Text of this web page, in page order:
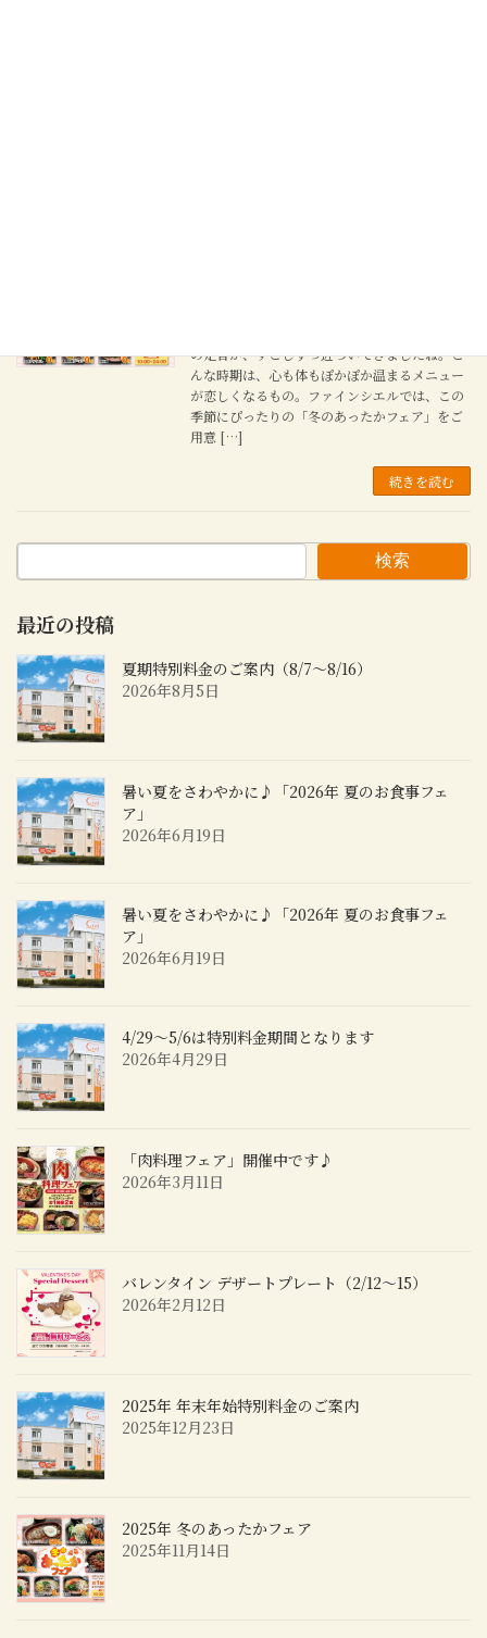
の足音が、すこしずつ近づいてきましたね。こ
んな時期は、心も体もぽかぽか温まるメニュー
が恋しくなるもの。ファインシエルでは、この
季節にぴったりの「冬のあったかフェア」をご
用意 […]
続きを読む
検索
最近の投稿
夏期特別料金のご案内（8/7～8/16）
2026年8月5日
暑い夏をさわやかに♪「2026年 夏のお食事フェ
ア」
2026年6月19日
暑い夏をさわやかに♪「2026年 夏のお食事フェ
ア」
2026年6月19日
4/29～5/6は特別料金期間となります
2026年4月29日
「肉料理フェア」開催中です♪
2026年3月11日
バレンタイン デザートプレート（2/12～15）
2026年2月12日
2025年 年末年始特別料金のご案内
2025年12月23日
2025年 冬のあったかフェア
2025年11月14日